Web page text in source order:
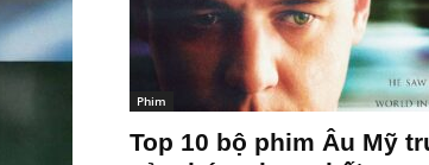
Phim
Top 10 bộ phim Âu Mỹ